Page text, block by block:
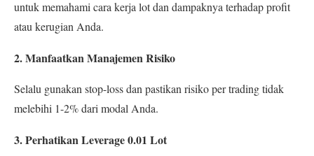
untuk memahami cara kerja lot dan dampaknya terhadap profit
atau kerugian Anda.
2. Manfaatkan Manajemen Risiko
Selalu gunakan stop-loss dan pastikan risiko per trading tidak
melebihi 1-2% dari modal Anda.
3. Perhatikan Leverage 0.01 Lot